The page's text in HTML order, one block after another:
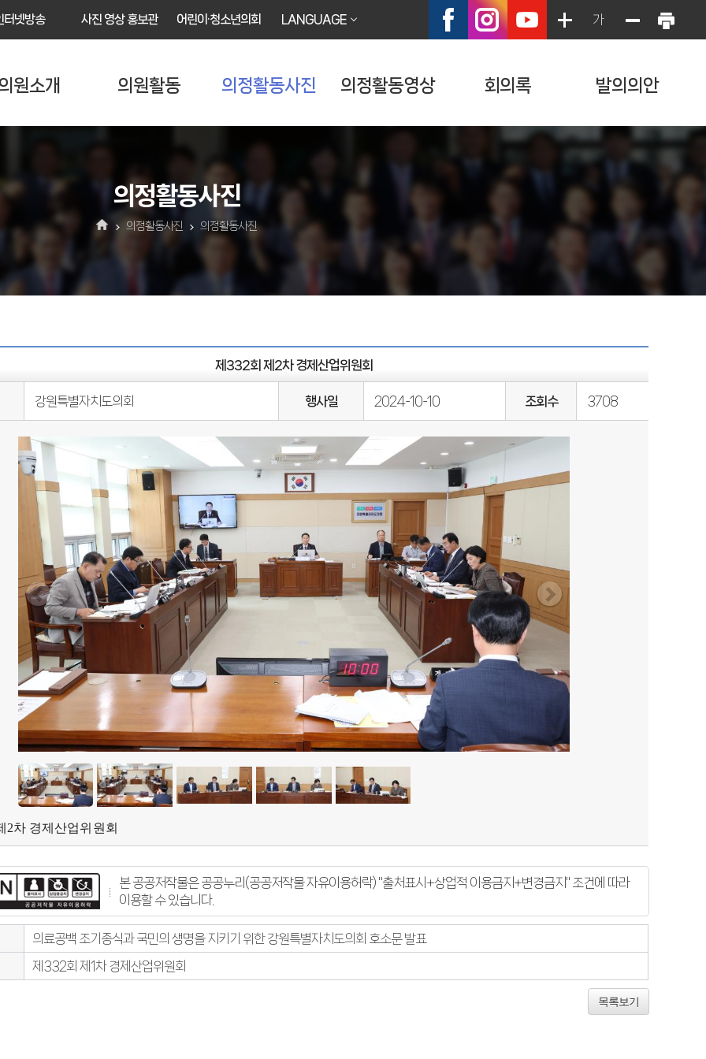
터넷방송 사진 영상 홍보관 어린이·청소년의회 LANGUAGE 가
원소개 의원활동 의정활동사진 의정활동영상 회의록 발의의안
의정활동사진
의정활동사진 의정활동사진
제332회 제2차 경제산업위원회
강원특별자치도의회 행사일 2024-10-10 조회수 3708
2차 경제산업위원회
본 공공저작물은 공공누리(공공저작물 자유이용허락) "출처표시+상업적 이용금지+변경금지" 조건에 따라
이용할 수 있습니다.
의료공백 조기종식과 국민의 생명을 지키기 위한 강원특별자치도의회 호소문 발표
제332회 제1차 경제산업위원회
목록보기